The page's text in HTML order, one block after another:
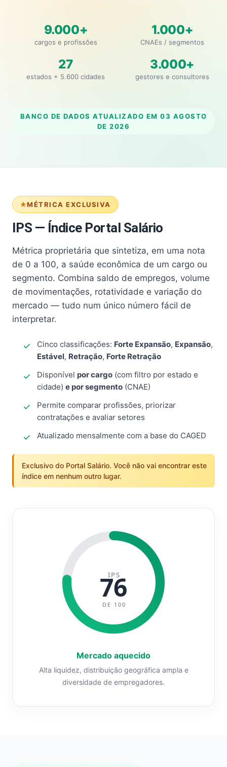
9.000+
cargos e profissões
1.000+
CNAEs / segmentos
27
estados + 5.600 cidades
3.000+
gestores e consultores
BANCO DE DADOS ATUALIZADO EM 03 AGOSTO
DE 2026
MÉTRICA EXCLUSIVA
IPS — Índice Portal Salário
Métrica proprietária que sintetiza, em uma nota
de 0 a 100, a saúde econômica de um cargo ou
segmento. Combina saldo de empregos, volume
de movimentações, rotatividade e variação do
mercado — tudo num único número fácil de
interpretar.
Cinco classificações: Forte Expansão, Expansão,
Estável, Retração, Forte Retração
Disponível por cargo (com filtro por estado e
cidade) e por segmento (CNAE)
Permite comparar profissões, priorizar
contratações e avaliar setores
Atualizado mensalmente com a base do CAGED
Exclusivo do Portal Salário. Você não vai encontrar este
índice em nenhum outro lugar.
IPS
76
DE 100
Mercado aquecido
Alta liquidez, distribuição geográfica ampla e
diversidade de empregadores.